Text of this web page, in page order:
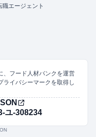
エージェント
、フード人材バンクを運営
ライバシーマークを取得し
ユ-308234